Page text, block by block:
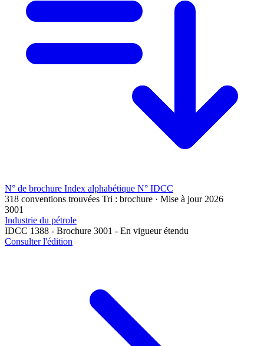
N° de brochure Index alphabétique N° IDCC
318 conventions trouvées Tri : brochure · Mise à jour 2026
3001
Industrie du pétrole
IDCC 1388 - Brochure 3001 - En vigueur étendu
Consulter l'édition